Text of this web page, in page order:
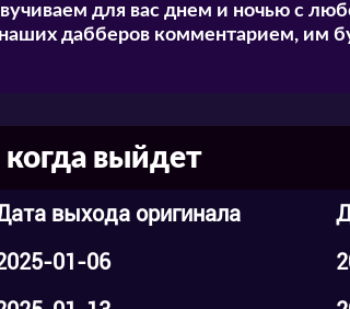
для вас днем и ночью с
дабберов комментарием, им
выйдет
выхода оригинала
01-06